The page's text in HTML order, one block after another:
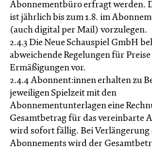
Abonnementbüro erfragt werden.
ist jährlich bis zum 1.8. im
(auch digital per Mail) vorzulegen.
2.4.3 Die Neue Schauspiel GmbH
abweichende Regelungen für
Ermäßigungen vor.
2.4.4 Abonnent:innen erhalten zu
jeweiligen Spielzeit mit den
Abonnementunterlagen eine
Gesamtbetrag für das vereinbarte
wird sofort fällig. Bei Verlängerung
Abonnements wird der